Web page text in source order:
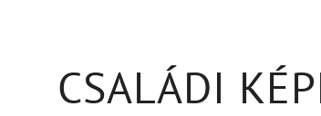
CSALÁDI